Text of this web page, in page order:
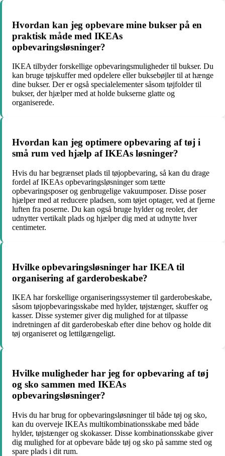
Hvordan kan jeg opbevare mine bukser på en
praktisk måde med IKEAs
opbevaringsløsninger?
IKEA tilbyder forskellige opbevaringsmuligheder til bukser. Du
kan bruge tøjskuffer med opdelere eller buksebøjler til at hænge
dine bukser. Der er også specialelementer såsom tøjfolder til
bukser, der hjælper med at holde bukserne glatte og
organiserede.
Hvordan kan jeg optimere opbevaring af tøj i
små rum ved hjælp af IKEAs løsninger?
Hvis du har begrænset plads til tøjopbevaring, så kan du drage
fordel af IKEAs opbevaringsløsninger som tætte
opbevaringsposer og genbrugelige vakuumposer. Disse poser
hjælper med at reducere pladsen, som tøjet optager, ved at fjerne
luften fra poserne. Du kan også bruge hylder og reoler, der
udnytter vertikalt plads og hjælper dig med at udnytte hver
centimeter.
Hvilke opbevaringsløsninger har IKEA til
organisering af garderobeskabe?
IKEA har forskellige organiseringssystemer til garderobeskabe,
såsom tøjopbevaringsskabe med hylder, tøjstænger, skuffer og
kasser. Disse systemer giver dig mulighed for at tilpasse
indretningen af dit garderobeskab efter dine behov og holde dit
tøj organiseret og lettilgængeligt.
Hvilke muligheder har jeg for opbevaring af tøj
og sko sammen med IKEAs
opbevaringsløsninger?
Hvis du har brug for opbevaringsløsninger til både tøj og sko,
kan du overveje IKEAs multikombinationsskabe med både
hylder, tøjstænger og skokasser. Disse kombinationsskabe giver
dig mulighed for at opbevare både tøj og sko på samme sted og
spare plads i dit rum.